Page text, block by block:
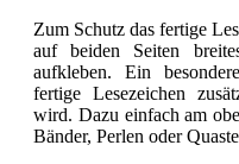
Zum Schutz das fertige
auf beiden Seiten
aufkleben. Ein
fertige Lesezeichen
wird. Dazu einfach am
Bänder, Perlen oder